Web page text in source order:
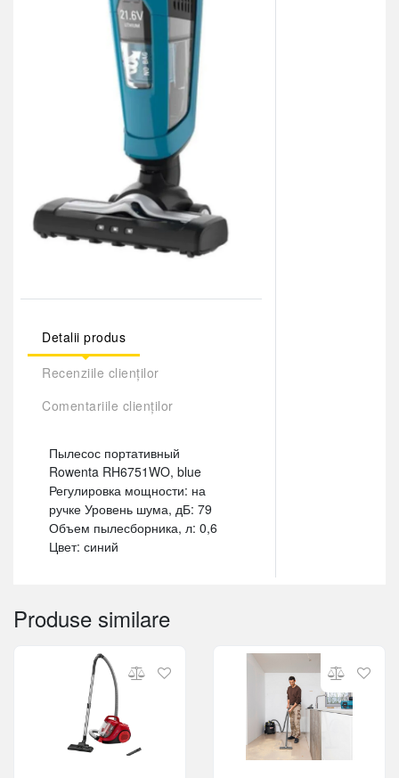
Detalii produs
Recenziile clienților
Comentariile clienților
Пылесос портативный
Rowenta RH6751WO, blue
Регулировка мощности: на
ручке Уровень шума, дБ: 79
Объем пылесборника, л: 0,6
Цвет: синий
Produse similare